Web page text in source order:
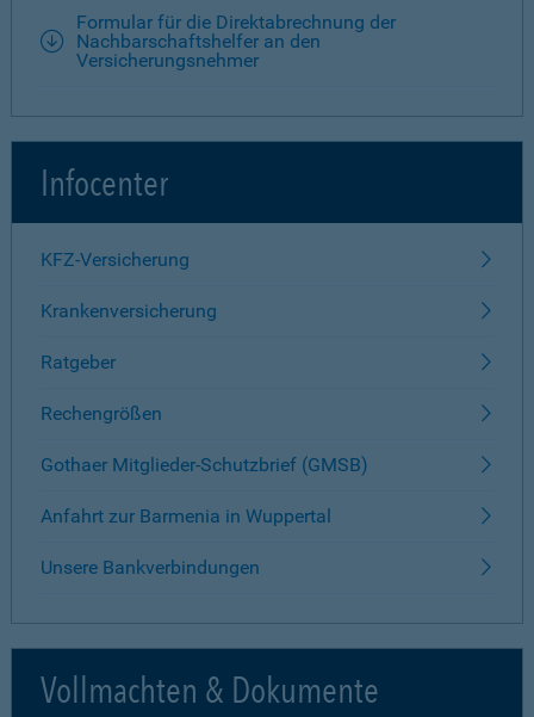
Formular für die Direktabrechnung der
Nachbarschaftshelfer an den
Versicherungsnehmer
Infocenter
KFZ-Versicherung
Krankenversicherung
Ratgeber
Rechengrößen
Gothaer Mitglieder-Schutzbrief (GMSB)
Anfahrt zur Barmenia in Wuppertal
Unsere Bankverbindungen
Vollmachten & Dokumente